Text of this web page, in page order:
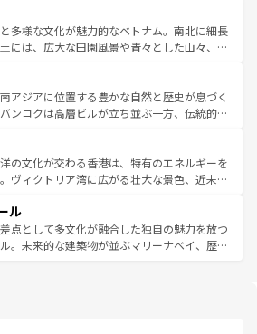
い。
評判のスイーツなど、バラエティ豊かな料理
が味わえる。 なお、新着の台湾情報は コンテンツ一覧を参
。
を延ばせば四季折々の自然美を楽しむことが
て、キムチや焼肉、絶品のストリートフード
まな韓国料理が待っている。夜には、韓国な
れながら、韓国の多彩な魅力を心ゆくまで味
わってみてほしい。 なお、新着の韓国情報はコンテンツ一
ほしい。
多様な文化が魅力的なベトナム。南北に細長
には、広大な田園風景や青々とした山々、世
共に伝統が息づく。ハノイの古い町並みやホ
フランス統治時代の建物も、独特の雰囲気を
る。また、バラエティの豊かさとおいしさで
やバインミー、ベトナムコーヒーなどは、ぜ
いたい。どの地域を訪れてもあたたかい人々
えてくれるので、きっと忘れられない旅にな
い。
アジアに位置する豊かな自然と歴史が息づく
ンコクは高層ビルが立ち並ぶ一方、伝統的な
している。北部ではチェンマイなどの山岳地
れ合い、南部ではプーケットやクラビの美し
ゾート気分を楽しむことができる。タイ料理
は一年中温暖で、どの季節にも異なる楽しみ
。親しみやすいタイの人々、仏教を中心とし
て多様な観光資源が、訪れる旅人を魅了し続
の文化が交わる香港は、特有のエネルギーを
ヴィクトリア湾に広がる壮大な景色、近未来
れても感動するはず。観光スポットが密集し
よく見どころを回れるのも魅力。息をのむよ
文化的な体験まで、香港を存分に楽しみ尽く
ル
点として多文化が融合した独自の魅力を放つ
。未来的な建築物が並ぶマリーナベイ、歴史